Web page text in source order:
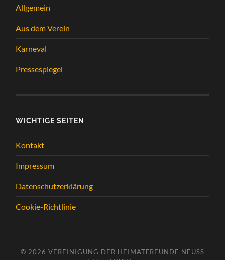
Allgemein
Aus dem Verein
Karneval
Pressespiegel
WICHTIGE SEITEN
Kontakt
Impressum
Datenschutzerklärung
Cookie-Richtlinie
© 2026 VEREINIGUNG DER HEIMATFREUNDE NEUSS